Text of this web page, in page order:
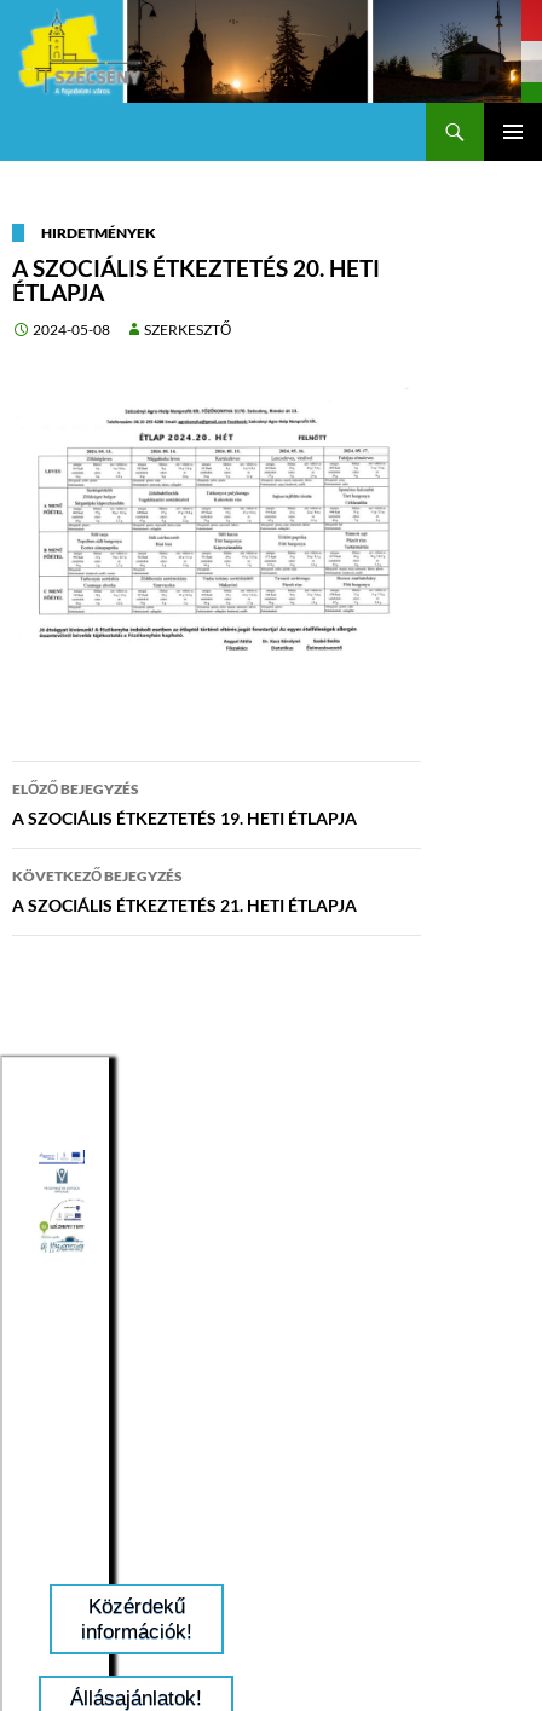
HIRDETMÉNYEK
A SZOCIÁLIS ÉTKEZTETÉS 20. HETI
ÉTLAPJA
2024-05-08 SZERKESZTŐ
Bejegyzés
navigáció
ELŐZŐ BEJEGYZÉS
A SZOCIÁLIS ÉTKEZTETÉS 19. HETI ÉTLAPJA
KÖVETKEZŐ BEJEGYZÉS
A SZOCIÁLIS ÉTKEZTETÉS 21. HETI ÉTLAPJA
Közérdekű
információk!
Állásajánlatok!